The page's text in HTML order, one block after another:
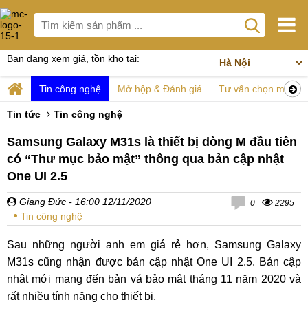
Bạn đang xem giá, tồn kho tại:
Tin công nghệ Mở hộp & Đánh giá Tư vấn chọn mua
Tin tức Tin công nghệ
Samsung Galaxy M31s là thiết bị dòng M đầu tiên
có “Thư mục bảo mật” thông qua bản cập nhật
One UI 2.5
Giang Đức - 16:00 12/11/2020
Tin công nghệ
0 2295
Sau những người anh em giá rẻ hơn, Samsung Galaxy
M31s cũng nhận được bản cập nhật One UI 2.5. Bản cập
nhật mới mang đến bản vá bảo mật tháng 11 năm 2020 và
rất nhiều tính năng cho thiết bị.